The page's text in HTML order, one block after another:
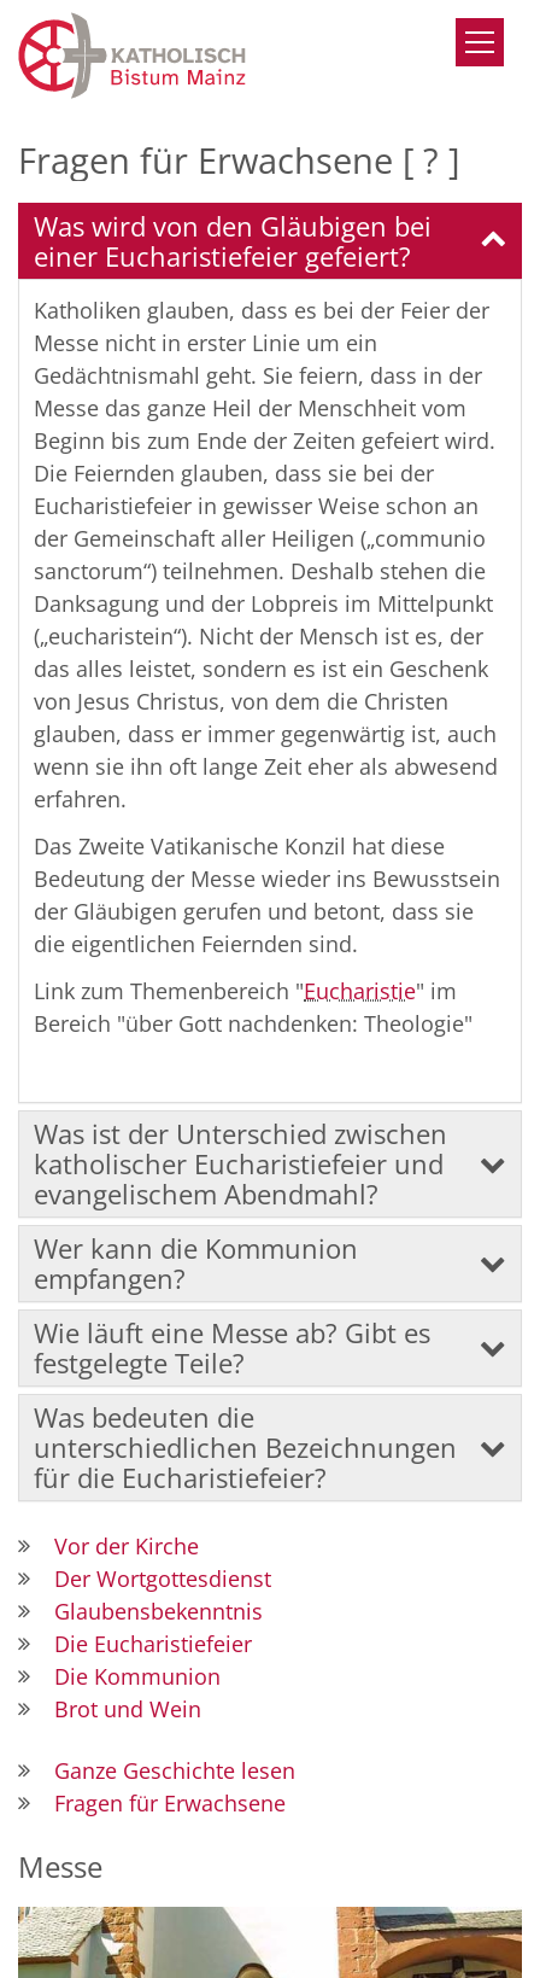
Zum Inhalt springen
Fragen für Erwachsene [ ? ]
Was wird von den Gläubigen bei
einer Eucharistiefeier gefeiert?
Katholiken glauben, dass es bei der Feier der
Messe nicht in erster Linie um ein
Gedächtnismahl geht. Sie feiern, dass in der
Messe das ganze Heil der Menschheit vom
Beginn bis zum Ende der Zeiten gefeiert wird.
Die Feiernden glauben, dass sie bei der
Eucharistiefeier in gewisser Weise schon an
der Gemeinschaft aller Heiligen („communio
sanctorum“) teilnehmen. Deshalb stehen die
Danksagung und der Lobpreis im Mittelpunkt
(„eucharistein“). Nicht der Mensch ist es, der
das alles leistet, sondern es ist ein Geschenk
von Jesus Christus, von dem die Christen
glauben, dass er immer gegenwärtig ist, auch
wenn sie ihn oft lange Zeit eher als abwesend
erfahren.
Das Zweite Vatikanische Konzil hat diese
Bedeutung der Messe wieder ins Bewusstsein
der Gläubigen gerufen und betont, dass sie
die eigentlichen Feiernden sind.
Link zum Themenbereich "Eucharistie" im
Bereich "über Gott nachdenken: Theologie"
Was ist der Unterschied zwischen
katholischer Eucharistiefeier und
evangelischem Abendmahl?
Wer kann die Kommunion
empfangen?
Wie läuft eine Messe ab? Gibt es
festgelegte Teile?
Was bedeuten die
unterschiedlichen Bezeichnungen
für die Eucharistiefeier?
Vor der Kirche
Der Wortgottesdienst
Glaubensbekenntnis
Die Eucharistiefeier
Die Kommunion
Brot und Wein
Ganze Geschichte lesen
Fragen für Erwachsene
Messe